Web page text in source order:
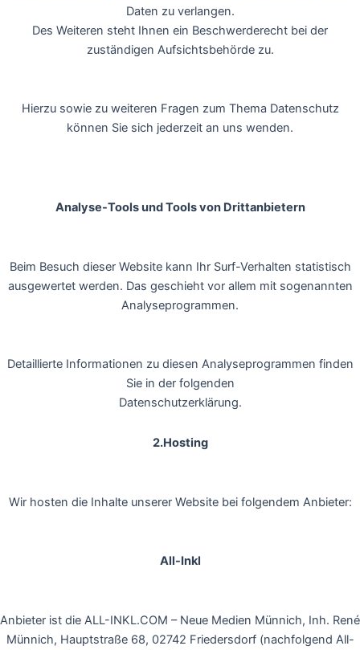
Daten zu verlangen.
Des Weiteren steht Ihnen ein Beschwerderecht bei der
zuständigen Aufsichtsbehörde zu.
Hierzu sowie zu weiteren Fragen zum Thema Datenschutz
können Sie sich jederzeit an uns wenden.
Analyse-Tools und Tools von Drittanbietern
Beim Besuch dieser Website kann Ihr Surf-Verhalten statistisch
ausgewertet werden. Das geschieht vor allem mit sogenannten
Analyseprogrammen.
Detaillierte Informationen zu diesen Analyseprogrammen finden
Sie in der folgenden
Datenschutzerklärung.
2.Hosting
Wir hosten die Inhalte unserer Website bei folgendem Anbieter:
All-Inkl
Anbieter ist die ALL-INKL.COM – Neue Medien Münnich, Inh. René
Münnich, Hauptstraße 68, 02742 Friedersdorf (nachfolgend All-